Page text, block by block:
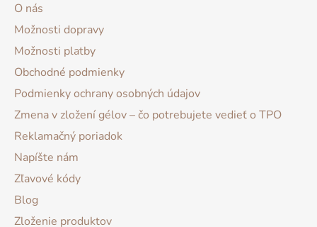
O nás
Možnosti dopravy
Možnosti platby
Obchodné podmienky
Podmienky ochrany osobných údajov
Zmena v zložení gélov – čo potrebujete vedieť o TPO
Reklamačný poriadok
Napíšte nám
Zľavové kódy
Blog
Zloženie produktov